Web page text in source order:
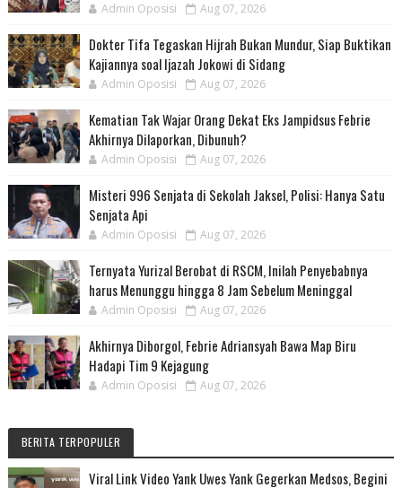
Admin Oposisi Aug 07, 2026
Dokter Tifa Tegaskan Hijrah Bukan Mundur, Siap Buktikan
Kajiannya soal Ijazah Jokowi di Sidang
Admin Oposisi Aug 07, 2026
Kematian Tak Wajar Orang Dekat Eks Jampidsus Febrie
Akhirnya Dilaporkan, Dibunuh?
Admin Oposisi Aug 07, 2026
Misteri 996 Senjata di Sekolah Jaksel, Polisi: Hanya Satu
Senjata Api
Admin Oposisi Aug 07, 2026
Ternyata Yurizal Berobat di RSCM, Inilah Penyebabnya
harus Menunggu hingga 8 Jam Sebelum Meninggal
Admin Oposisi Aug 07, 2026
Akhirnya Diborgol, Febrie Adriansyah Bawa Map Biru
Hadapi Tim 9 Kejagung
Admin Oposisi Aug 07, 2026
BERITA TERPOPULER
Viral Link Video Yank Uwes Yank Gegerkan Medsos, Begini